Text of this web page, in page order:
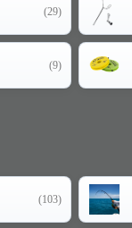
(29)
(9)
(103)